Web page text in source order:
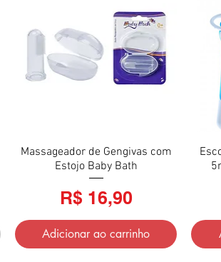
Visualização rápida
Massageador de Gengivas com
Estojo Baby Bath
Preço
R$ 16,90
Adicionar ao carrinho